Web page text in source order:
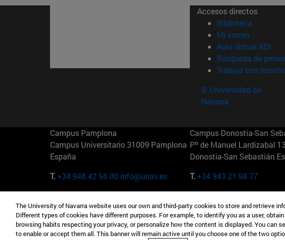
Accesos directos
Biblioteca (abre
Mi correo(abre en
Aula virtual ADI
Búsqueda de
Trabaja con
© Universidad de
Navarra
Campus Pamplona
Campus Universitario 31009 Pamplona
España
T.+34 948 42 56 00 info@unav.es
Campus Donostia-San
Pº de Manuel Lardizabal
Donostia-San Sebastián
T.+34 943 21 98 77
Camino del Cerro Águila 3 28023
Madrid España
165 W 57th St 10019-2201
EE.UU
The University of Navarra website uses our own and third-party cookies to store and retrieve
Different types of cookies have different purposes. For example, to identify you as a user,
browsing habits respecting your privacy, or personalize how the content is displayed. You can
to enable or accept them all. This banner will remain active until you choose one of the two